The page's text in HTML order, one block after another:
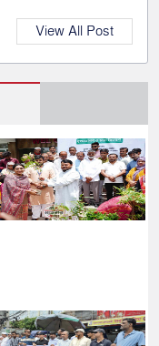
View All Post